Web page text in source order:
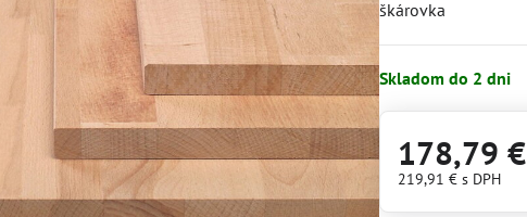
škárovka
Skladom do 2 dni
178,79 €
219,91 €s DPH